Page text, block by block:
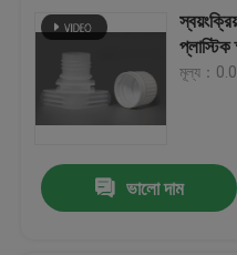
কফি প্যাকেজিং ব্যাগ
এক উপায় ডেগাসিং ভালভ
মূল্য：
ভালো দাম